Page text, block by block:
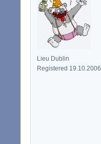
Lieu Dublin
Registered 19.10.2006